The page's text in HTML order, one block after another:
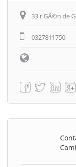
33 r GÃ©n de
0327811750